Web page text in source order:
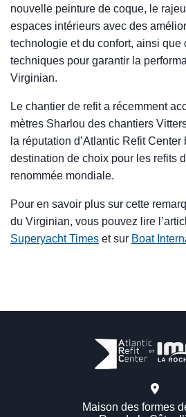
nouvelle peinture de coque, le
espaces intérieurs avec des
technologie et du confort, ainsi que
techniques pour garantir la
Virginian.
Le chantier de refit a récemment
mètres Sharlou des chantiers
la réputation d’Atlantic Refit
destination de choix pour les refits
renommée mondiale.
Pour en savoir plus sur cette
du Virginian, vous pouvez lire
Superyacht Times et sur Boat
Maison des formes